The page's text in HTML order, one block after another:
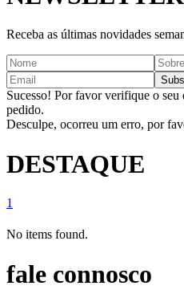
Receba as últimas novidades
Sucesso! Por favor verifique o seu
pedido.
Desculpe, ocorreu um erro, por
DESTAQUE
1
No items found.
fale connosco